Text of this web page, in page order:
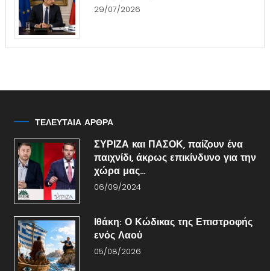
29/07/2026
ΤΕΛΕΥΤΑΙΑ ΑΡΘΡΑ
ΣΥΡΙΖΑ και ΠΑΣΟΚ, παίζουν ένα
παιχνίδι, άκρως επικίνδυνο για την
χώρα μας…
06/09/2024
Ιθάκη: Ο Κώδικας της Επιστροφής
ενός Λαού
05/08/2026